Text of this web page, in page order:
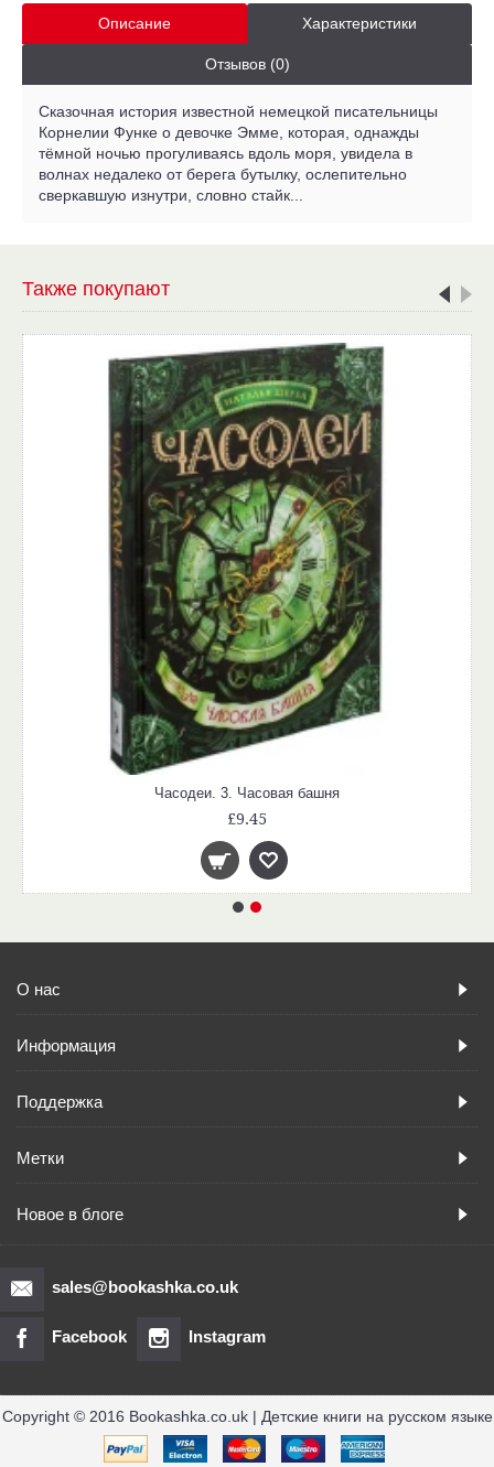
Описание Характеристики
Отзывов (0)
Сказочная история известной немецкой писательницы
Корнелии Функе о девочке Эмме, которая, однажды
тёмной ночью прогуливаясь вдоль моря, увидела в
волнах недалеко от берега бутылку, ослепительно
сверкавшую изнутри, словно стайк...
Также покупают
Часодеи. 3. Часовая башня
£9.45
О нас
Информация
Поддержка
Метки
Новое в блоге
sales@bookashka.co.uk
Facebook Instagram
Copyright © 2016 Bookashka.co.uk | Детские книги на русском языке